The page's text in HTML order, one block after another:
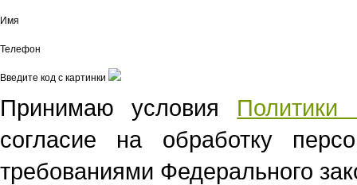
Имя
Телефон
Введите код с картинки
Принимаю условия Политики
согласие на обработку
требованиями Федерального